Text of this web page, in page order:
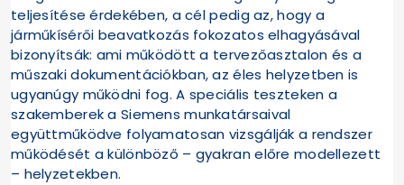
teljesítése érdekében, a cél pedig az, hogy a
járműkísérői beavatkozás fokozatos elhagyásával
bizonyítsák: ami működött a tervezőasztalon és a
műszaki dokumentációkban, az éles helyzetben is
ugyanúgy működni fog. A speciális teszteken a
szakemberek a Siemens munkatársaival
együttműködve folyamatosan vizsgálják a rendszer
működését a különböző – gyakran előre modellezett
– helyzetekben.